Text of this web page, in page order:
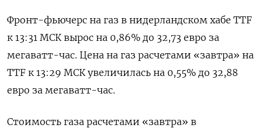
Фронт-фьючерс на газ в нидерландском хабе TTF
к 13:31 МСК вырос на 0,86% до 32,73 евро за
мегаватт-час. Цена на газ расчетами «завтра» на
TTF к 13:29 МСК увеличилась на 0,55% до 32,88
евро за мегаватт-час.
Стоимость газа расчетами «завтра» в